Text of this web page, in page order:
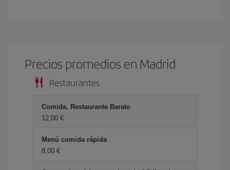
Precios promedios en Madrid
Restaurantes
Comida, Restaurante Barato
12,00 €
Menú comida rápida
8,00 €